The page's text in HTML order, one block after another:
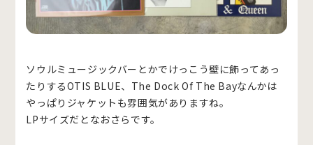
ソウルミュージックバーとかでけっこう壁に飾ってあっ
たりするOTIS BLUE、The Dock Of The Bayなんかは
やっぱりジャケットも雰囲気がありますね。
LPサイズだとなおさらです。